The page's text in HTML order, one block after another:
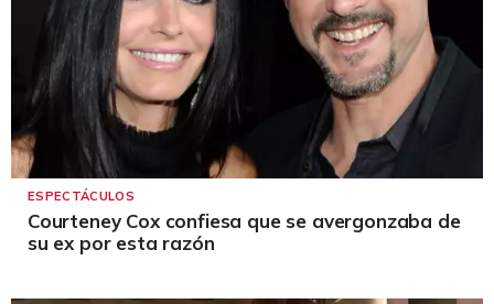
ESPECTÁCULOS
Courteney Cox confiesa que se avergonzaba de
su ex por esta razón